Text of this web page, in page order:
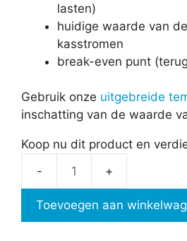
lasten)
huidige waarde van
kasstromen
break-even punt
Gebruik onze uitgebreide
inschatting van de waarde
Koop nu dit product en
cashflow
Toevoegen aan